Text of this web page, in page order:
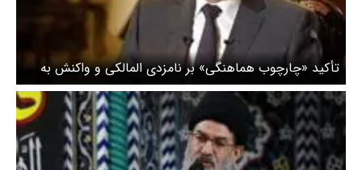
تأکید «چارچوب هماهنگی» بر نامزدی المالکی و واکنش به
اظهارات مداخله‌جویانه‌ ترامپ